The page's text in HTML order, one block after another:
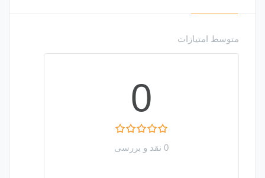
متوسط امتیازات
0
0 نقد و بررسی